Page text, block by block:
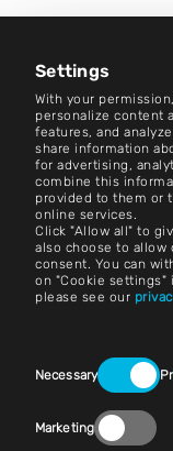
Settings
With your
personalize content
features, and
share information
for advertising,
combine this
provided to them or
online services.
Click "Allow all" to
also choose to allow
consent. You can
on "Cookie settings"
please see our
Selection
Necessary
Marketing
Kontakt
Karriere
Bedingungen
Impressum
Rechtlicher
Kontakt
Cookie-